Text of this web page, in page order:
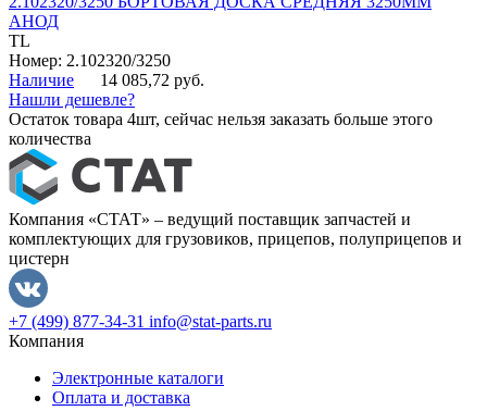
АНОД
TL
Номер: 2.102320/3250
Наличие
14 085,72 руб.
Нашли дешевле?
Остаток товара 4шт, сейчас нельзя заказать больше этого
количества
Компания «СТАТ» – ведущий поставщик запчастей и
комплектующих для грузовиков, прицепов, полуприцепов и
цистерн
+7 (499) 877-34-31 info@stat-parts.ru
Компания
Электронные каталоги
Оплата и доставка